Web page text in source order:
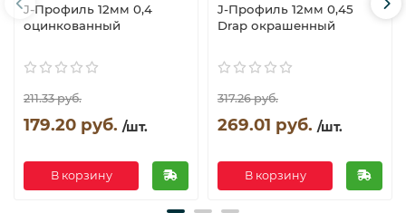
J-Профиль 12мм 0,4
оцинкованный
211.33 руб.
179.20 руб. /шт.
В корзину
J-Профиль 12мм 0,45
Drap окрашенный
317.26 руб.
269.01 руб. /шт.
В корзину